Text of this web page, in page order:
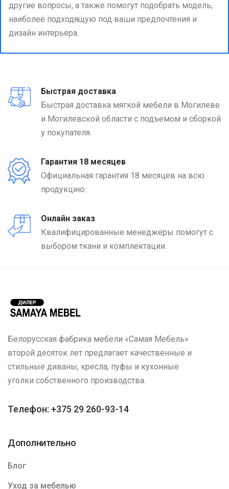
другие вопросы, а также помогут подобрать модель,
наиболее подходящую под ваши предпочтения и
дизайн интерьера.
Быстрая доставка
Быстрая доставка мягкой мебели в Могилеве
и Могилевской области с подъемом и сборкой
у покупателя.
Гарантия 18 месяцев
Официальная гарантия 18 месяцев на всю
продукцию.
Онлайн заказ
Квалифицированные менеджеры помогут с
выбором ткани и комплектации.
Белорусская фабрика мебели «Самая Мебель»
второй десяток лет предлагает качественные и
стильные диваны, кресла, пуфы и кухонные
уголки собственного производства.
Телефон: +375 29 260-93-14
Дополнительно
Блог
Уход за мебелью